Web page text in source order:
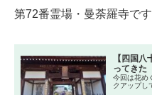
第72番霊場・曼荼羅寺です
【四国
ってきた
今回は花め
クアップし